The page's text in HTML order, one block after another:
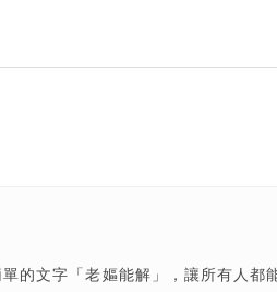
的文字「老嫗能解」，讓所有人都